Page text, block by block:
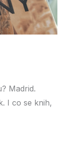
Madrid.
I co se knih,